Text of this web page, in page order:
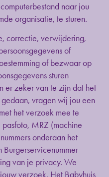
naar jou
organisatie, te sturen.
correctie, verwijdering,
of
of bezwaar op
sturen
er zeker van te zijn dat het
vragen wij jou een
het verzoek mee te
MRZ (machine
onderaan het
Burgerservicenummer
van je privacy. We
verzoek. Het Babyhuis